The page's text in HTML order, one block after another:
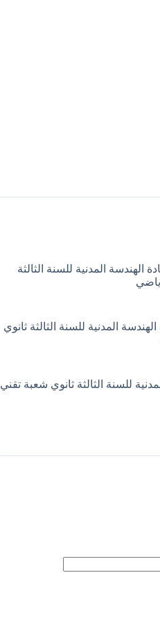
الهندسة المدنية للسنة الثالثة
المدنية للسنة الثالثة ثانوي
للسنة الثالثة ثانوي شعبة تقني